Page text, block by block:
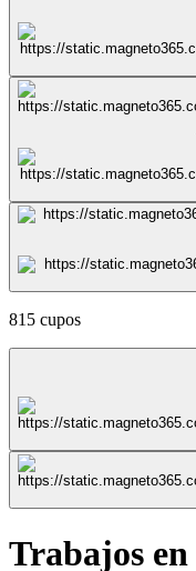
815 cupos
Trabajos en